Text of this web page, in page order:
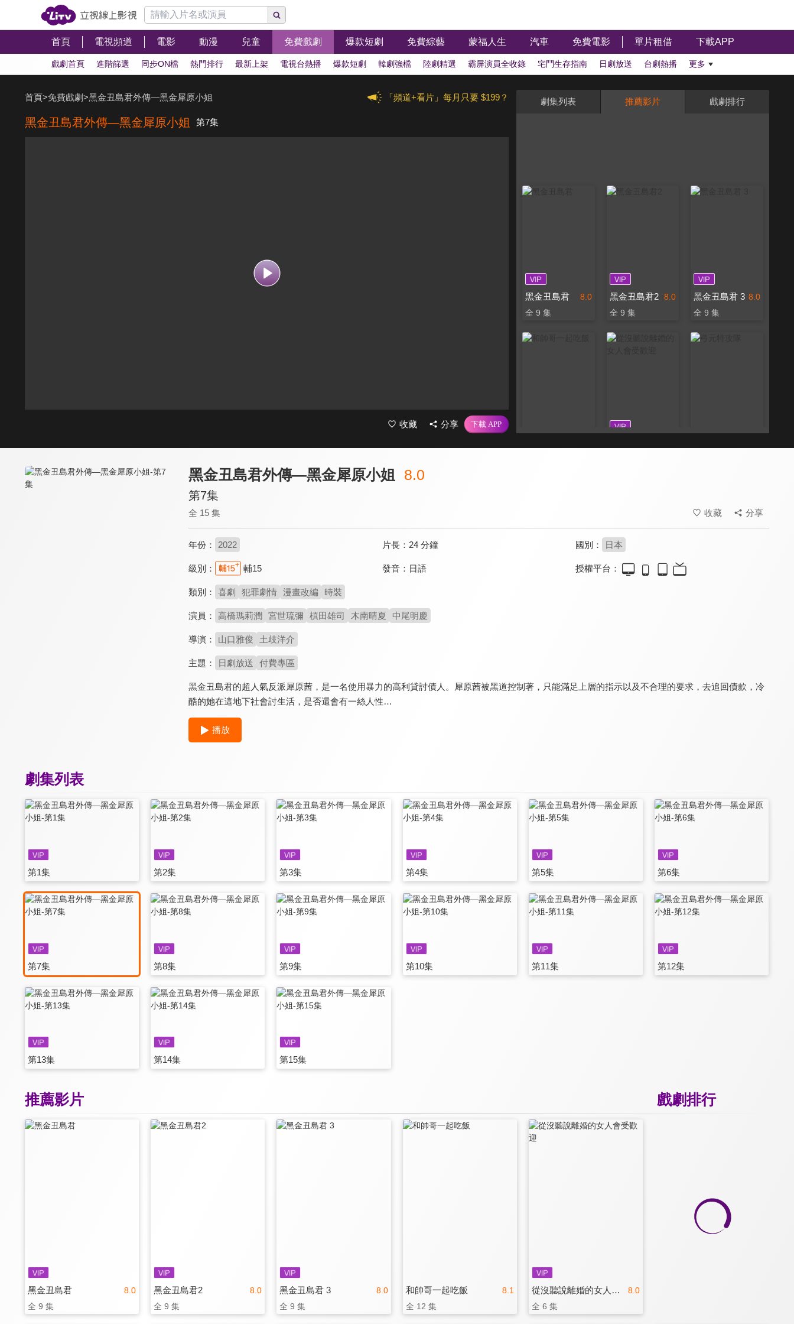
首頁 電視頻道 電影 動漫 兒童 免費戲劇 爆款短劇 免費綜藝 蒙福人生 汽車 免費電影 單片租借 下載APP
戲劇首頁 進階篩選 同步ON檔 熱門排行 最新上架 電視台熱播 爆款短劇 韓劇強檔 陸劇精選 霸屏演員全收錄 宅鬥生存指南 日劇放送 台劇熱播 更多
「頻道+看片」每月只要 $199？
首頁>免費戲劇>黑金丑島君外傳—黑金犀原小姐
黑金丑島君外傳—黑金犀原小姐 第7集
收藏 分享
劇集列表 推薦影片 戲劇排行
8.0
黑金丑島君
全 9 集
8.0
黑金丑島君2
全 9 集
8.0
黑金丑島君 3
全 9 集
黑金丑島君外傳—黑金犀原小姐 8.0
第7集
全 15 集 收藏 分享
年份： 2022 片長： 24 分鐘 國別： 日本
級別： 輔15 發音： 日語 授權平台：
類別： 喜劇 犯罪劇情 漫畫改編 時裝
演員： 高橋瑪莉潤 宮世琉彌 槙田雄司 木南晴夏 中尾明慶
導演： 山口雅俊 土歧洋介
主題： 日劇放送 付費專區
黑金丑島君的超人氣反派犀原茜，是一名使用暴力的高利貸討債人。犀原茜被黑道控制著，只能滿足上層的指示以及不合理的要求，去追回債款，冷
酷的她在這地下社會討生活，是否還會有一絲人性…
播放
劇集列表
第1集 第2集 第3集 第4集 第5集 第6集
第7集 第8集 第9集 第10集 第11集 第12集
第13集 第14集 第15集
戲劇排行
推薦影片
8.0
黑金丑島君
全 9 集
8.0
黑金丑島君2
全 9 集
8.0
黑金丑島君 3
全 9 集
8.1
和帥哥一起吃飯
全 12 集
8.0
從沒聽說離婚的女人會受歡迎
全 6 集